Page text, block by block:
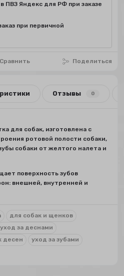
Сравнить Поделиться
ПВЗ Яндекс для РФ при заказе
при первичной
Отзывы 0
для собак, изготовлена с
ротовой полости собаки,
собаки от желтого налета и
поверхность зубов
внешней, внутренней и
для собак и щенков
уход за деснами
десен
уход за зубами